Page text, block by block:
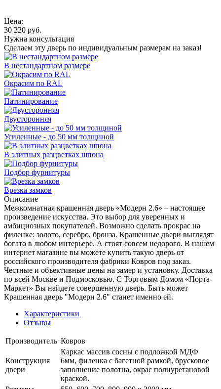
Цена:
30 220 руб.
Нужна консультация
Сделаем эту дверь по индивидуальным размерам на заказ!
В нестандартном размере
Окрасим по RAL
Патинирование
Двусторонняя
Усиленные - до 50 мм толщиной
В элитных разцветках шпона
Подбор фурнитуры
Врезка замков
Описание
Межкомнатная крашенная дверь «Модерн 2.6» – настоящее
произведение искусства. Это выбор для уверенных и
амбициозных покупателей. Возможно сделать прокрас на
филенке: золото, серебро, бронза. Крашенные двери выглядят
богато в любом интерьере. А стоят совсем недорого. В нашем
интернет магазине вы можете купить такую дверь от
российского производителя фабрики Ковров под заказ.
Честные и объективные цены на замер и установку. Доставка
по всей Москве и Подмосковью. С Торговым Домом «Порта-
Маркет» Вы найдете совершенную дверь. Быть может
Крашенная дверь "Модерн 2.6" станет именно ей.
Характеристики
Отзывы
Производитель Ковров
Конструкция
двери
Каркас массив сосны с подложкой МДФ
6мм, филенка с багетной рамкой, брусковое
заполнение полотна, окрас полиуретановой
краской.